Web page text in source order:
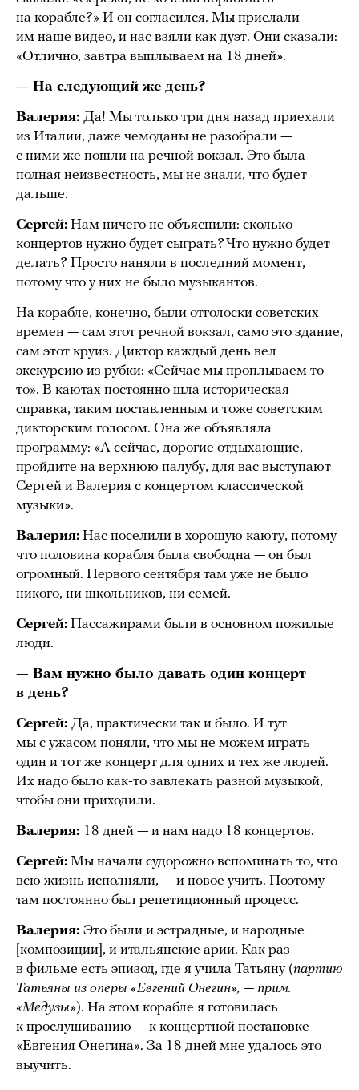
на корабле?» И он согласился. Мы прислали
им наше видео, и нас взяли как дуэт. Они сказали:
«Отлично, завтра выплываем на 18 дней».
— На следующий же день?
Валерия: Да! Мы только три дня назад приехали
из Италии, даже чемоданы не разобрали —
с ними же пошли на речной вокзал. Это была
полная неизвестность, мы не знали, что будет
дальше.
Сергей: Нам ничего не объяснили: сколько
концертов нужно будет сыграть? Что нужно будет
делать? Просто наняли в последний момент,
потому что у них не было музыкантов.
На корабле, конечно, были отголоски советских
времен — сам этот речной вокзал, само это здание,
сам этот круиз. Диктор каждый день вел
экскурсию из рубки: «Сейчас мы проплываем то-
то». В каютах постоянно шла историческая
справка, таким поставленным и тоже советским
дикторским голосом. Она же объявляла
программу: «А сейчас, дорогие отдыхающие,
пройдите на верхнюю палубу, для вас выступают
Сергей и Валерия с концертом классической
музыки».
Валерия: Нас поселили в хорошую каюту, потому
что половина корабля была свободна — он был
огромный. Первого сентября там уже не было
никого, ни школьников, ни семей.
Сергей: Пассажирами были в основном пожилые
люди.
— Вам нужно было давать один концерт
в день?
Сергей: Да, практически так и было. И тут
мы с ужасом поняли, что мы не можем играть
один и тот же концерт для одних и тех же людей.
Их надо было как-то завлекать разной музыкой,
чтобы они приходили.
Валерия: 18 дней — и нам надо 18 концертов.
Сергей: Мы начали судорожно вспоминать то, что
всю жизнь исполняли, — и новое учить. Поэтому
там постоянно был репетиционный процесс.
Валерия: Это были и эстрадные, и народные
[композиции], и итальянские арии. Как раз
в фильме есть эпизод, где я учила Татьяну (партию
Татьяны из оперы «Евгений Онегин», — прим.
«Медузы»). На этом корабле я готовилась
к прослушиванию — к концертной постановке
«Евгения Онегина». За 18 дней мне удалось это
выучить.